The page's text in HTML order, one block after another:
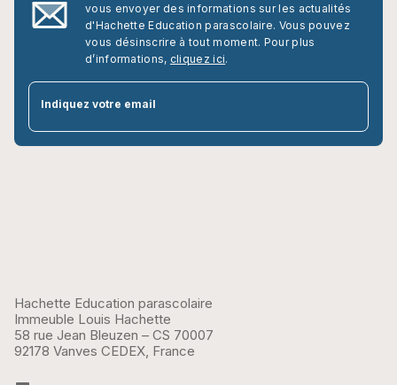
vous envoyer des informations sur les actualités
d'Hachette Education parascolaire. Vous pouvez
vous désinscrire à tout moment. Pour plus
d’informations, cliquez ici.
Indiquez votre email
Hachette Education parascolaire
Immeuble Louis Hachette
58 rue Jean Bleuzen – CS 70007
92178 Vanves CEDEX, France